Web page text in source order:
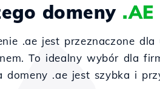
domeny .AE
.ae jest przeznaczone
To idealny wybór dla
domeny .ae jest szybka i